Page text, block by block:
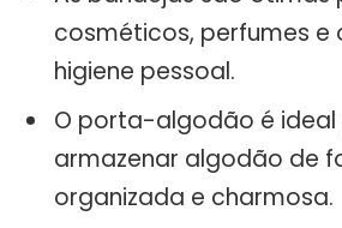
cosméticos, perfumes e
higiene pessoal.
O porta-algodão é ideal
armazenar algodão de
organizada e charmosa.